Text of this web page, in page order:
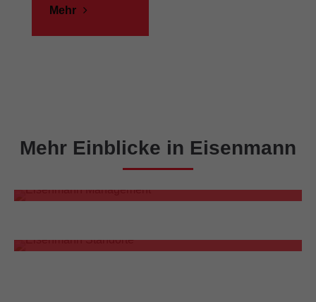
Mehr
Mehr Einblicke in Eisenmann